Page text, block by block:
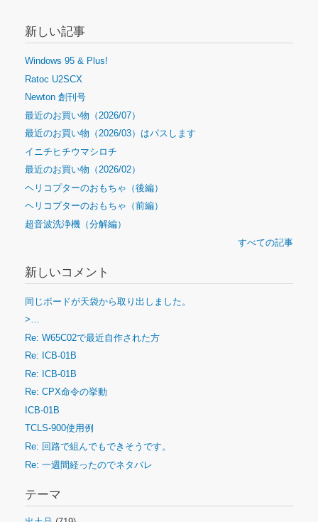
新しい記事
Windows 95 & Plus!
Ratoc U2SCX
Newton 創刊号
最近のお買い物（2026/07）
最近のお買い物（2026/03）はパスします
イニチヒチウマシロチ
最近のお買い物（2026/02）
ヘリコプターのおもちゃ（後編）
ヘリコプターのおもちゃ（前編）
超音波洗浄機（分解編）
すべての記事
新しいコメント
同じボードが天袋から取り出しました。
>…
Re: W65C02で最近自作された方
Re: ICB-01B
Re: ICB-01B
Re: CPX命令の挙動
ICB-01B
TCLS-900使用例
Re: 回路で組んでもできそうです。
Re: 一週間経ったのでネタバレ
テーマ